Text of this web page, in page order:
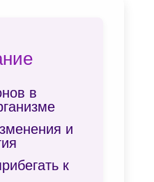
в
и
к